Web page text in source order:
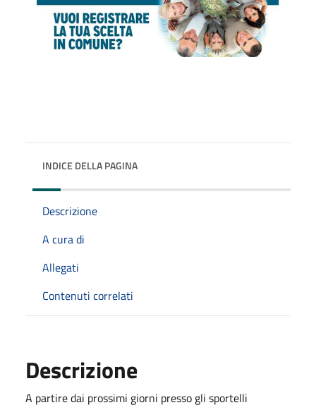
INDICE DELLA PAGINA
Descrizione
A cura di
Allegati
Contenuti correlati
Descrizione
A partire dai prossimi giorni presso gli sportelli